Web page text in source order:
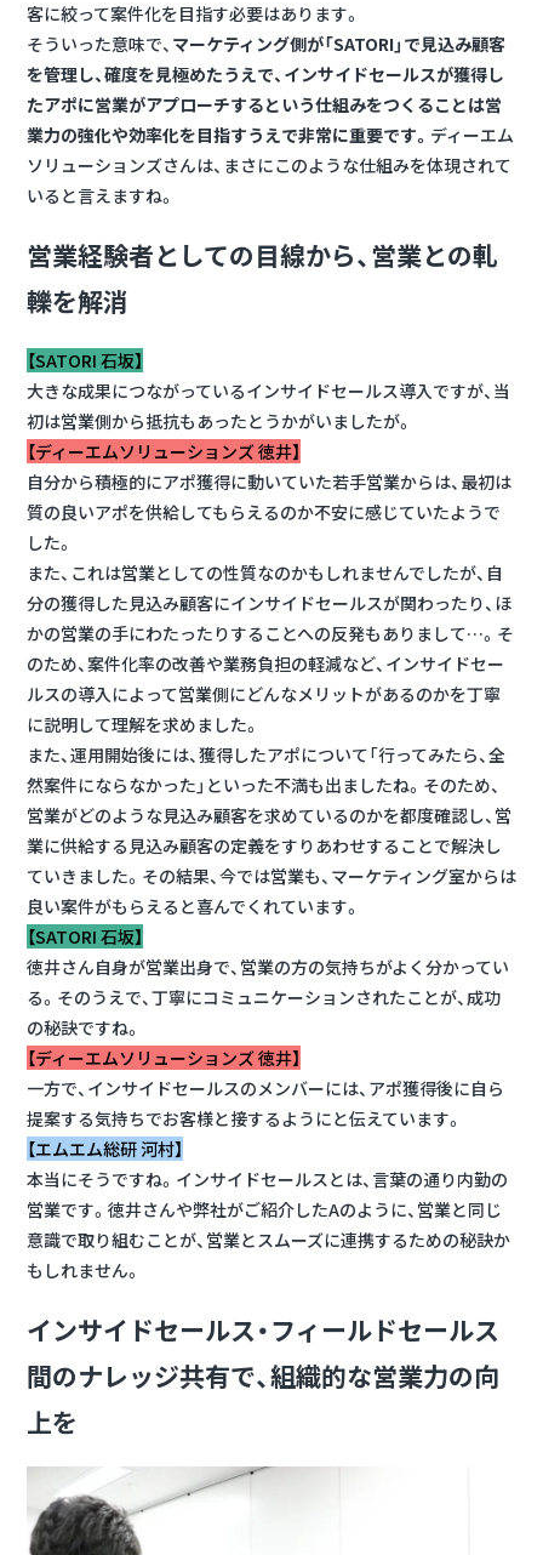
客に絞って案件化を目指す必要はあります。
そういった意味で、 マーケティング側が「SATORI」で見込み顧客
を管理し、確度を見極めたうえで、インサイドセールスが獲得し
たアポに営業がアプローチするという仕組みをつくることは営
業力の強化や効率化を目指すうえで非常に重要です。 ディーエム
ソリューションズさんは、まさにこのような仕組みを体現されて
いると言えますね。
営業経験者としての目線から、営業との軋
轢を解消
【SATORI 石坂】
大きな成果につながっているインサイドセールス導入ですが、当
初は営業側から抵抗もあったとうかがいましたが。
【ディーエムソリューションズ 徳井】
自分から積極的にアポ獲得に動いていた若手営業からは、最初は
質の良いアポを供給してもらえるのか不安に感じていたようで
した。
また、これは営業としての性質なのかもしれませんでしたが、自
分の獲得した見込み顧客にインサイドセールスが関わったり、ほ
かの営業の手にわたったりすることへの反発もありまして…。そ
のため、案件化率の改善や業務負担の軽減など、インサイドセー
ルスの導入によって営業側にどんなメリットがあるのかを丁寧
に説明して理解を求めました。
また、運用開始後には、獲得したアポについて「行ってみたら、全
然案件にならなかった」といった不満も出ましたね。そのため、
営業がどのような見込み顧客を求めているのかを都度確認し、営
業に供給する見込み顧客の定義をすりあわせすることで解決し
ていきました。その結果、今では営業も、マーケティング室からは
良い案件がもらえると喜んでくれています。
【SATORI 石坂】
徳井さん自身が営業出身で、営業の方の気持ちがよく分かってい
る。そのうえで、丁寧にコミュニケーションされたことが、成功
の秘訣ですね。
【ディーエムソリューションズ 徳井】
一方で、インサイドセールスのメンバーには、アポ獲得後に自ら
提案する気持ちでお客様と接するようにと伝えています。
【エムエム総研 河村】
本当にそうですね。インサイドセールスとは、言葉の通り内勤の
営業です。徳井さんや弊社がご紹介したAのように、営業と同じ
意識で取り組むことが、営業とスムーズに連携するための秘訣か
もしれません。
インサイドセールス・フィールドセールス
間のナレッジ共有で、組織的な営業力の向
上を